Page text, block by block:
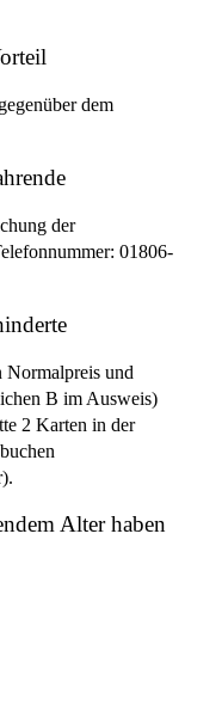
dem
der
01806-
Normalpreis und
B im Ausweis)
2 Karten in der
Alter haben